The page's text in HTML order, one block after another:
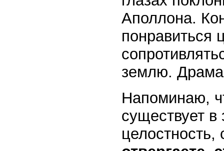
Аполлона.
понравиться
землю. Драма
Напоминаю,
существует в